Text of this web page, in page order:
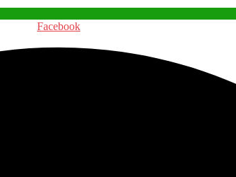
Facebook